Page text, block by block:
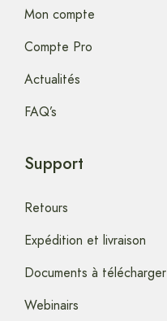
Mon compte
Compte Pro
Actualités
FAQ’s
Support
Retours
Expédition et livraison
Documents à télécharger
Webinairs